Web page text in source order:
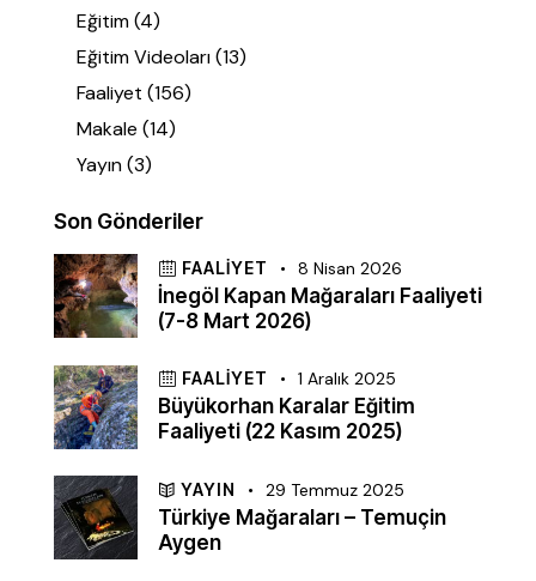
Eğitim(4)
Eğitim Videoları(13)
Faaliyet (156)
Makale (14)
Yayın(3)
Son Gönderiler
FAALIYET 8 Nisan 2026
İnegöl Kapan Mağaraları Faaliyeti
(7-8 Mart 2026)
FAALIYET 1 Aralık 2025
Büyükorhan Karalar Eğitim
Faaliyeti (22 Kasım 2025)
YAYIN 29 Temmuz 2025
Türkiye Mağaraları – Temuçin
Aygen